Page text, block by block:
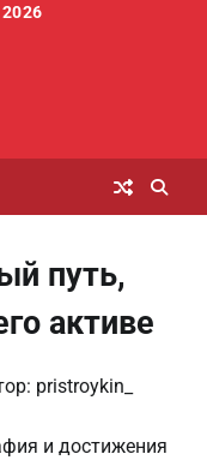
2026
путь,
активе
pristroykin_